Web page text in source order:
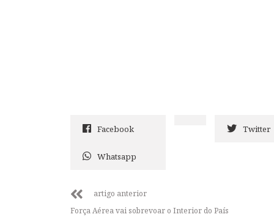
Facebook Twitter
Whatsapp
artigo anterior
Força Aérea vai sobrevoar o Interior do País